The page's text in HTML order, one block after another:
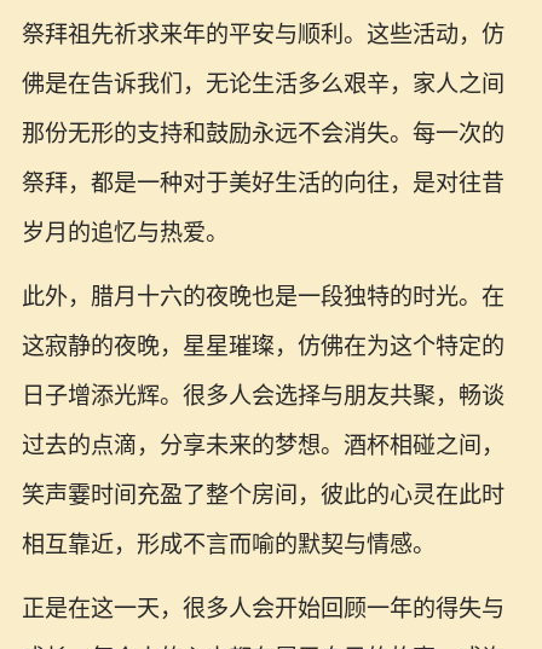
祭拜祖先祈求来年的平安与顺利。这些活动，仿
佛是在告诉我们，无论生活多么艰辛，家人之间
那份无形的支持和鼓励永远不会消失。每一次的
祭拜，都是一种对于美好生活的向往，是对往昔
岁月的追忆与热爱。
此外，腊月十六的夜晚也是一段独特的时光。在
这寂静的夜晚，星星璀璨，仿佛在为这个特定的
日子增添光辉。很多人会选择与朋友共聚，畅谈
过去的点滴，分享未来的梦想。酒杯相碰之间，
笑声霎时间充盈了整个房间，彼此的心灵在此时
相互靠近，形成不言而喻的默契与情感。
正是在这一天，很多人会开始回顾一年的得失与